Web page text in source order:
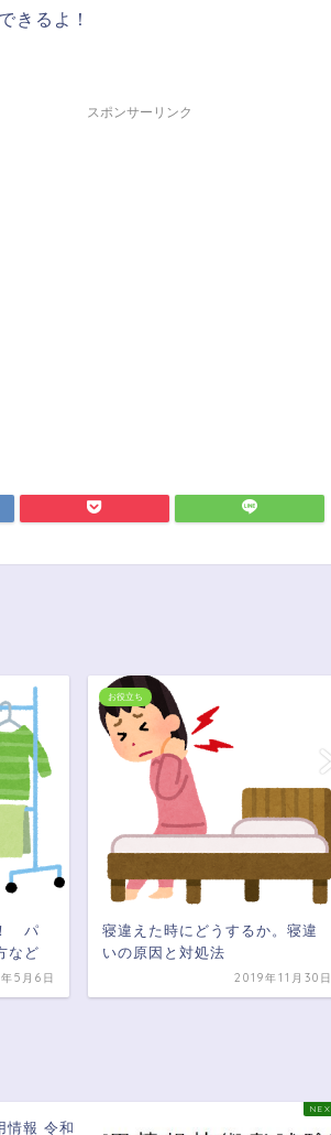
きるよ！
スポンサーリンク
パ
など
5月6日
お役立ち
寝違えた時にどうするか。寝違
いの原因と対処法
2019年11月30日
情報 令和